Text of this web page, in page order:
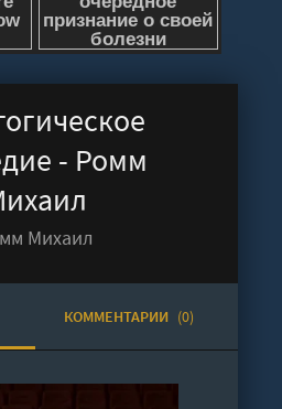
- Ромм
Михаил
КОММЕНТАРИИ (0)